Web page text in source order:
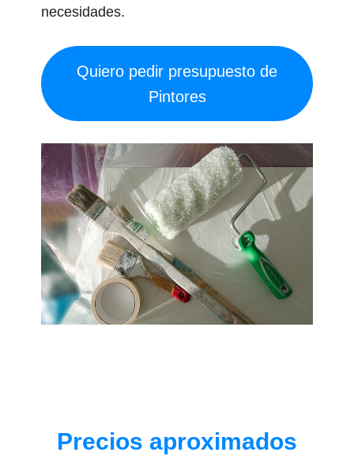
necesidades.
Quiero pedir presupuesto de
Pintores
Precios aproximados